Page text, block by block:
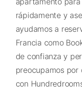
rápidamente y
ayudamos a
Francia como
de confianza y
preocupamos
con